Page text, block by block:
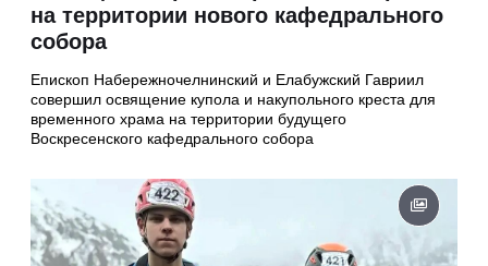
на территории нового кафедрального
собора
Епископ Набережночелнинский и Елабужский Гавриил
совершил освящение купола и накупольного креста для
временного храма на территории будущего
Воскресенского кафедрального собора